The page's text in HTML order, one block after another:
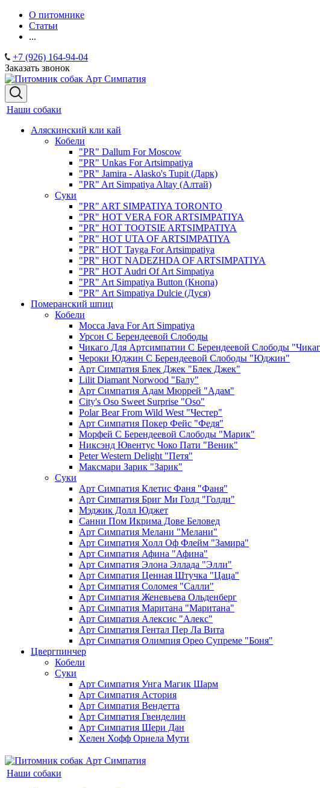
О питомнике
Статьи
...
+7 (926) 164-94-04
Заказать звонок
Наши собаки
Аляскинский кли кай
Кобели
"PR" Dallum For Moscow
"PR" Unkas For Artsimpatiya
"PR" Jamira - Alasko's Tupit (Дарк)
"PR" Art Simpatiya Altay (Алтай)
Суки
"PR" ART SIMPATIYA TORONTO
"PR" HOT VERA FOR ARTSIMPATIYA
"PR" HOT TOOTSIE ARTSIMPATIYA
"PR" HOT UTA OF ARTSIMPATIYA
"PR" HOT Tayga For Artsimpatiya
"PR" HOT NADEZHDA OF ARTSIMPATIYA
"PR" HOT Audri Of Art Simpatiya
"PR" Art Simpatiya Button (Кнопа)
"PR" Art Simpatiya Dulcie (Дуся)
Померанский шпиц
Кобели
Mocca Java For Art Simpatiya
Урсон С Берендеевой Слободы
Чикаго Для Артсимпатии С Берендеевой Слободы
Чероки Юджин С Берендеевой Слободы "Юджин"
Арт Симпатия Блек Джек "Блек Джек"
Lilit Diamant Norwood "Балу"
Арт Симпатия Адам Мюррей "Адам"
City's Oso Sweet Surprise "Oso"
Polar Bear From Wild West "Честер"
Арт Симпатия Покер Фейс "Федя"
Морфей С Берендеевой Слободы "Марик"
Никсэнд Ювентус Чоко Пати "Веник"
Peter Western Delight "Петя"
Максмари Зарик "Зарик"
Суки
Арт Симпатия Клетис Фаня "Фаня"
Арт Симпатия Бриг Ми Голд "Голди"
Мэджик Долл Юджет
Санни Пом Икрима Дове Беловед
Арт Симпатия Мелани "Мелани"
Арт Симпатия Холл Оф Флейм "Замира"
Арт Симпатия Афина "Афина"
Арт Симпатия Элона Эллада "Элли"
Арт Симпатия Ценная Штучка "Цаца"
Арт Симпатия Соломея "Салли"
Арт Симпатия Женевьева Ольденберг
Арт Симпатия Маритана "Маритана"
Арт Симпатия Алексис "Алекс"
Арт Симпатия Гентал Пер Ла Вита
Арт Симпатия Олимпия Орео Супреме "Боня"
Цвергпинчер
Кобели
Суки
Арт Симпатия Унга Магик Шарм
Арт Симпатия Астория
Арт Симпатия Вендетта
Арт Симпатия Гвенделин
Арт Симпатия Шери Дан
Хелен Хофф Орнела Мути
Наши собаки